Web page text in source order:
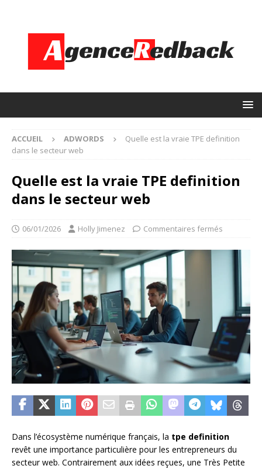
ACCUEIL ADWORDS
Quelle est la vraie TPE definition
dans le secteur web
Quelle est la vraie TPE definition
dans le secteur web
06/01/2026 Holly Jimenez Commentaires fermés
Dans l’écosystème numérique français, la tpe definition
revêt une importance particulière pour les entrepreneurs du
secteur web. Contrairement aux idées reçues, une Très Petite